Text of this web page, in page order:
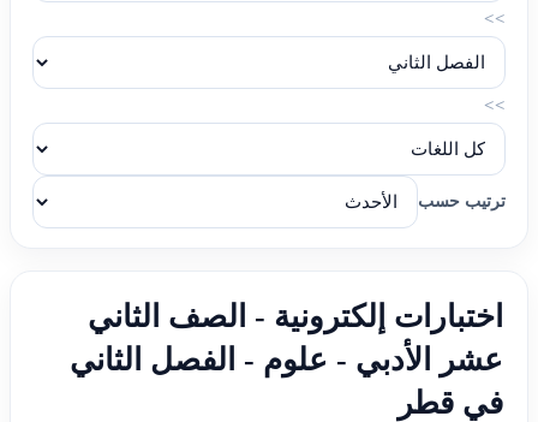
>>
>>
ترتيب حسب
اختبارات إلكترونية - الصف الثاني
عشر الأدبي - علوم - الفصل الثاني
في قطر